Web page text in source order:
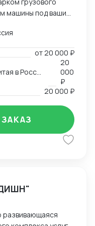
машины под ваши
ИУ и
от20 000 ₽
Доставка товаров и грузов из Китая в Россию, Казахстан, Беларусь, Таиланд, Вьетнам, Малайзию
20
000
₽
20 000 ₽